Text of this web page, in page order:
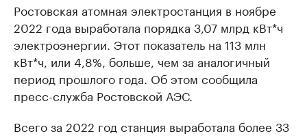
Ростовская атомная электростанция в ноябре
2022 года выработала порядка 3,07 млрд кВт*ч
электроэнергии. Этот показатель на 113 млн
кВт*ч, или 4,8%, больше, чем за аналогичный
период прошлого года. Об этом сообщила
пресс-служба Ростовской АЭС.
Всего за 2022 год станция выработала более 33